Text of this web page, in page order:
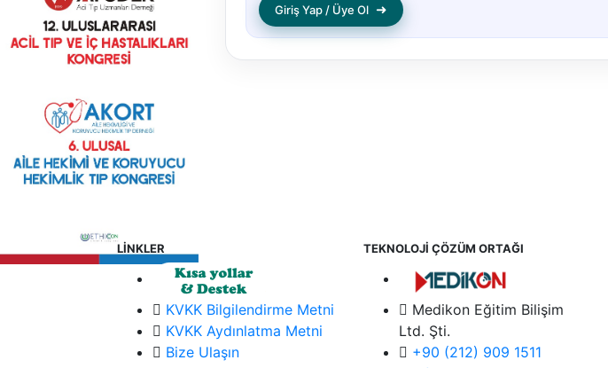
Giriş Yap / Üye Ol ➜
LİNKLER
KVKK Bilgilendirme Metni
KVKK Aydınlatma Metni
Bize Ulaşın
TEKNOLOJİ ÇÖZÜM ORTAĞI
Medikon Eğitim Bilişim
Ltd. Şti.
+90 (212) 909 1511